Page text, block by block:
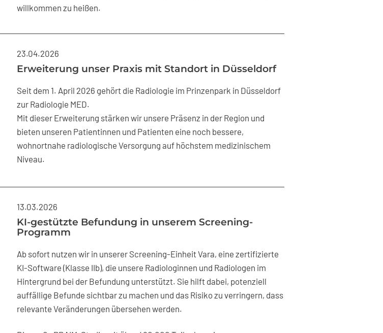
willkommen zu heißen.
23.04.2026
Erweiterung unser Praxis mit Standort in Düsseldorf
Seit dem 1. April 2026 gehört die Radiologie im Prinzenpark in Düsseldorf
zur Radiologie MED.
Mit dieser Erweiterung stärken wir unsere Präsenz in der Region und
bieten unseren Patientinnen und Patienten eine noch bessere,
wohnortnahe radiologische Versorgung auf höchstem medizinischem
Niveau.
13.03.2026
KI-gestützte Befundung in unserem Screening-
Programm
Ab sofort nutzen wir in unserer Screening-Einheit Vara, eine zertifizierte
KI-Software (Klasse IIb), die unsere Radiologinnen und Radiologen im
Hintergrund bei der Befundung unterstützt. Sie hilft dabei, potenziell
auffällige Befunde sichtbar zu machen und das Risiko zu verringern, dass
relevante Veränderungen übersehen werden.